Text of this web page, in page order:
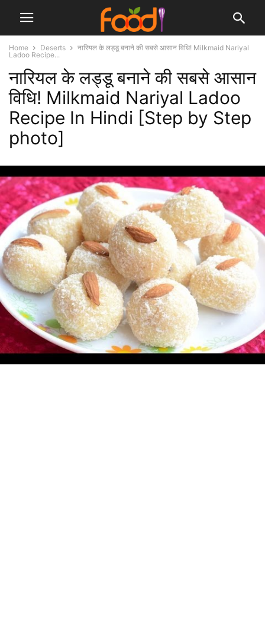
Home Deserts
नारियल के लड्डू बनाने की सबसे आसान विधि! Milkmaid Nariyal
Ladoo Recipe...
नारियल के लड्डू बनाने की सबसे आसान
विधि! Milkmaid Nariyal Ladoo
Recipe In Hindi [Step by Step
photo]